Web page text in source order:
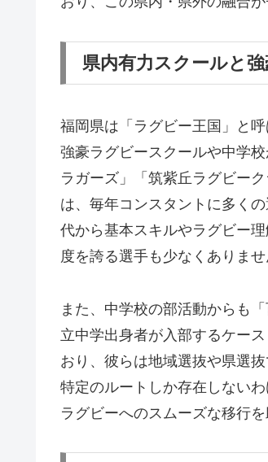
県内有力スクールと
福岡県は「ラグビー王国」と
強豪ラグビースクールや中学
ラガーズ」「筑紫丘ラグビー
は、毎年コンスタントに多く
代から基本スキルやラグビー
度を誇る選手も少なくありませ
また、中学校の部活動からも
立中学出身者が入部するケー
おり、彼らは地域選抜や県選
特定のルートしか存在しない
ラグビーへのスムーズな移行